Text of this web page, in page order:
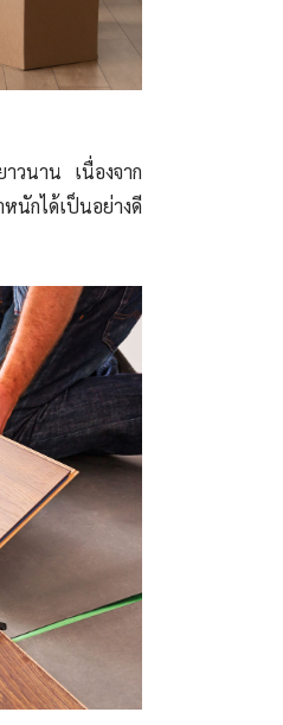
วนาน เนื่องจาก
นักได้เป็นอย่างดี